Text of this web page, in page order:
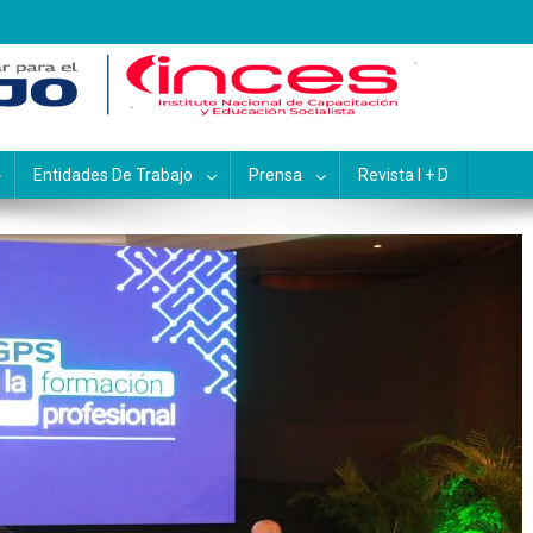
y Educación
Entidades De Trabajo Prensa Revista I + D